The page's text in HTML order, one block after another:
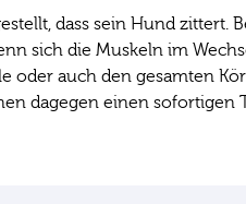
dass sein Hund zittert.
sich die Muskeln im
oder auch den gesamten
dagegen einen sofortigen